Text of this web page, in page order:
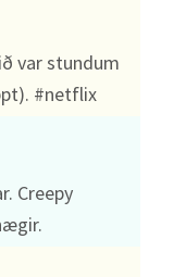
var stundum
#netflix
Creepy